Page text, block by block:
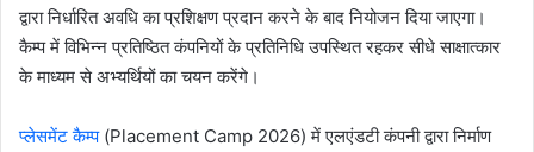
द्वारा निर्धारित अवधि का प्रशिक्षण प्रदान करने के बाद नियोजन दिया जाएगा।
कैम्प में विभिन्न प्रतिष्ठित कंपनियों के प्रतिनिधि उपस्थित रहकर सीधे साक्षात्कार
के माध्यम से अभ्यर्थियों का चयन करेंगे।
प्लेसमेंट कैम्प(Placement Camp 2026) में एलएंडटी कंपनी द्वारा निर्माण